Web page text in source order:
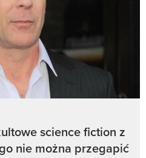
science fiction z
nie można przegapić